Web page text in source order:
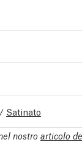
/ Satinato
nostro articolo